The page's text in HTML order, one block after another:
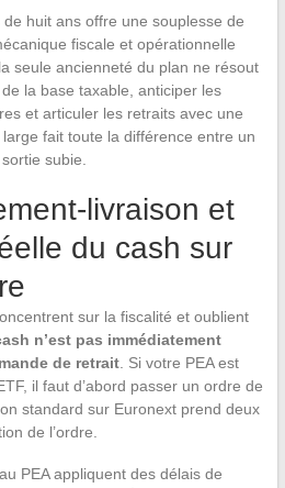
huit ans offre une souplesse de
fiscale et opérationnelle
seule ancienneté du plan ne résout
la base taxable, anticiper les
et articuler les retraits avec une
fait toute la différence entre un
subie.
livraison et
du cash sur
sur la fiscalité et oublient
n’est pas immédiatement
de retrait. Si votre PEA est
il faut d’abord passer un ordre de
standard sur Euronext prend deux
de l’ordre.
PEA appliquent des délais de